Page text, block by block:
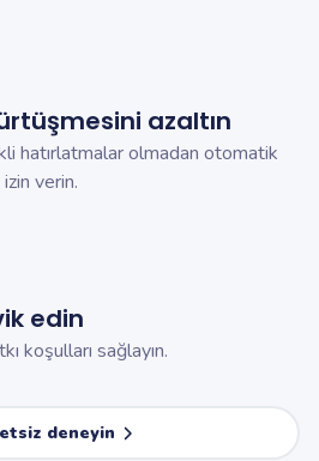
azaltın
hatırlatmalar olmadan otomatik
verin.
edin
koşulları sağlayın.
deneyin